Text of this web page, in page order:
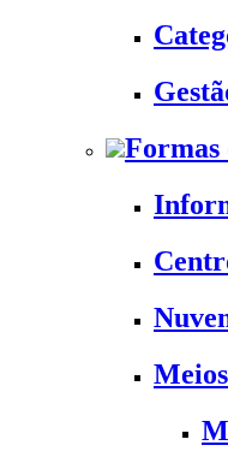
Formas